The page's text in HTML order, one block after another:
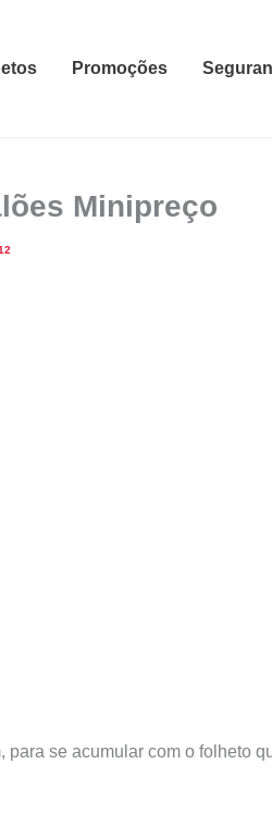
Promoções
Minipreço
se acumular com o folheto